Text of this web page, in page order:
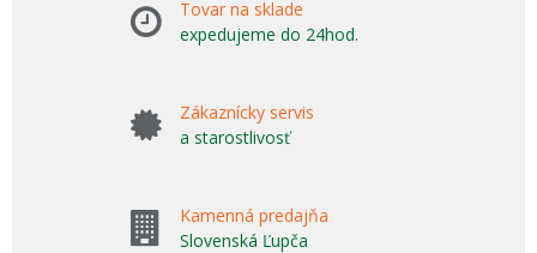
Tovar na sklade
expedujeme do 24hod.
Zákaznícky servis
a starostlivosť
Kamenná predajňa
Slovenská Ľupča